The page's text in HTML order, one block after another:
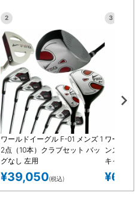
2
ワールドイーグル F-01 メンズ 1
2点（10本）クラブセット バッ
グなし 左用
¥39,050(税込)
3
ワールド
ンズ 16点
キャディ
ジ）付 左
¥